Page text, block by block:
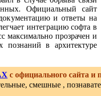
Официальный сайт
и ответы на
интеграцию софта в
максимально прозрачен и
познаний в архитектуре
с официального сайта
смешные ,